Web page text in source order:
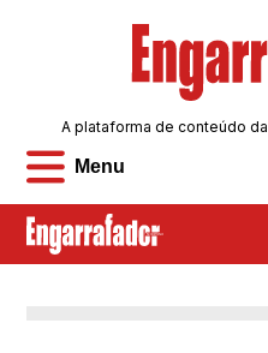
Menu
A plataforma de conteúdo da